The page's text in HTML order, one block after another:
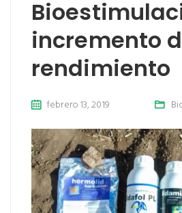
incremento
rendimiento
febrero 13, 2019